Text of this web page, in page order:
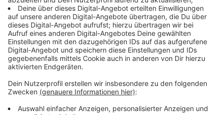
Anzeige
Anzeige